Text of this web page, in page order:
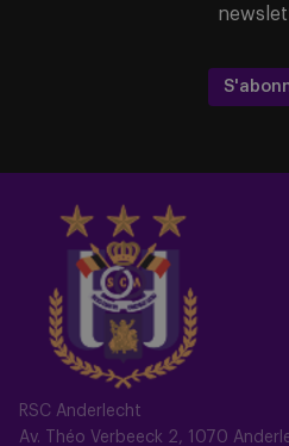
RSC Anderlecht
Av. Théo Verbeeck 2, 1070